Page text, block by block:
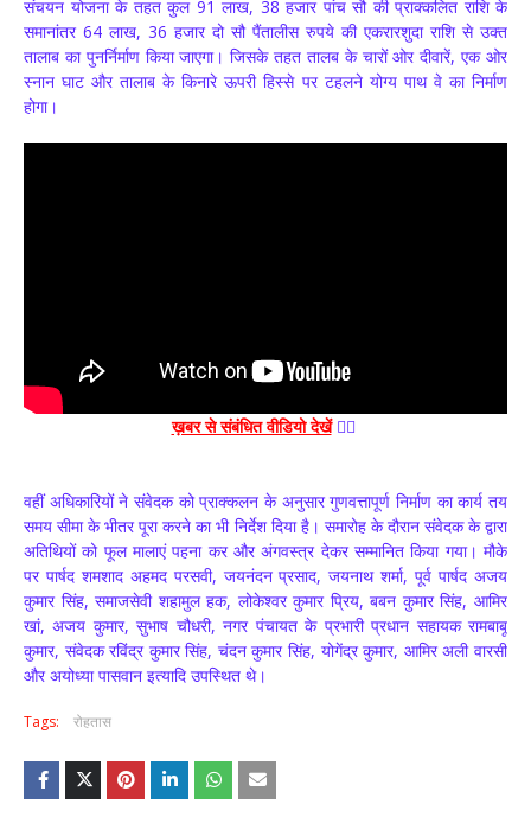
संचयन योजना के तहत कुल 91 लाख, 38 हजार पांच सौ की प्राक्कलित राशि के
समानांतर 64 लाख, 36 हजार दो सौ पैंतालीस रुपये की एकरारशुदा राशि से उक्त
तालाब का पुनर्निर्माण किया जाएगा। जिसके तहत तालब के चारों ओर दीवारें, एक ओर
स्नान घाट और तालाब के किनारे ऊपरी हिस्से पर टहलने योग्य पाथ वे का निर्माण
होगा।
ख़बर से संबंधित वीडियो देखें👆🏼
वहीं अधिकारियों ने संवेदक को प्राक्कलन के अनुसार गुणवत्तापूर्ण निर्माण का कार्य तय
समय सीमा के भीतर पूरा करने का भी निर्देश दिया है। समारोह के दौरान संवेदक के द्वारा
अतिथियों को फूल मालाएं पहना कर और अंगवस्त्र देकर सम्मानित किया गया। मौके
पर पार्षद शमशाद अहमद परसवी, जयनंदन प्रसाद, जयनाथ शर्मा, पूर्व पार्षद अजय
कुमार सिंह, समाजसेवी शहामुल हक, लोकेश्वर कुमार प्रिय, बबन कुमार सिंह, आमिर
खां, अजय कुमार, सुभाष चौधरी, नगर पंचायत के प्रभारी प्रधान सहायक रामबाबू
कुमार, संवेदक रविंद्र कुमार सिंह, चंदन कुमार सिंह, योगेंद्र कुमार, आमिर अली वारसी
और अयोध्या पासवान इत्यादि उपस्थित थे।
Tags: रोहतास